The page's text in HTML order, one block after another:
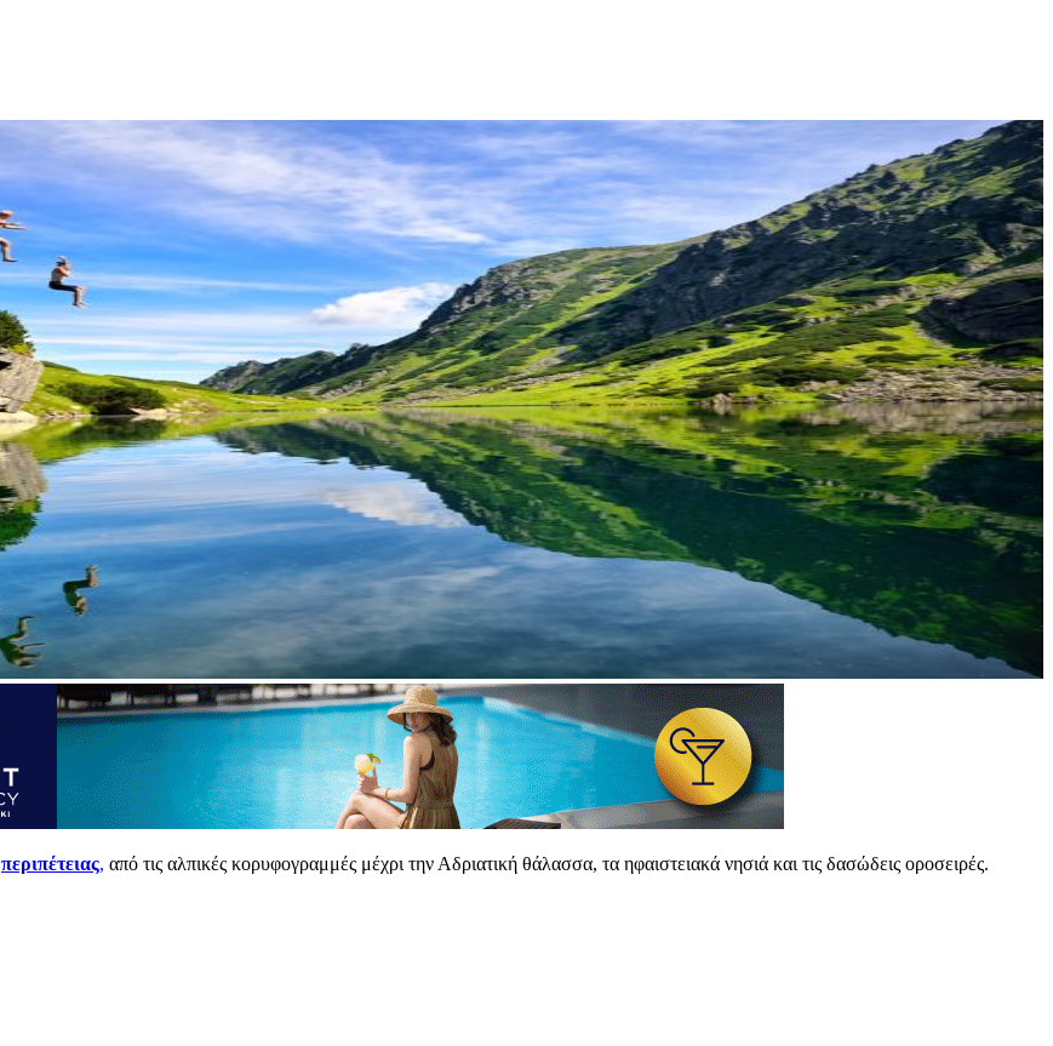
περιπέτειας, από τις αλπικές κορυφογραμμές μέχρι την Αδριατική θάλασσα, τα ηφαιστειακά νησιά και τις δασώδεις οροσειρές.